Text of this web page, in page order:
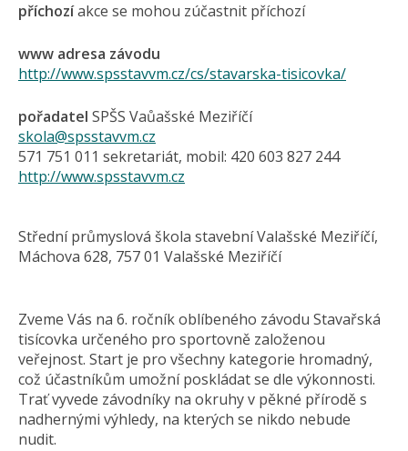
příchozíakce se mohou zúčastnit příchozí
www adresa závodu
http://www.spsstavvm.cz/cs/stavarska-tisicovka/
pořadatel SPŠS Vaůašské Meziříčí
skola@spsstavvm.cz
571 751 011 sekretariát, mobil: 420 603 827 244
http://www.spsstavvm.cz
Střední průmyslová škola stavební Valašské Meziříčí,
Máchova 628, 757 01 Valašské Meziříčí
Zveme Vás na 6. ročník oblíbeného závodu Stavařská
tisícovka určeného pro sportovně založenou
veřejnost. Start je pro všechny kategorie hromadný,
což účastníkům umožní poskládat se dle výkonnosti.
Trať vyvede závodníky na okruhy v pěkné přírodě s
nadhernými výhledy, na kterých se nikdo nebude
nudit.